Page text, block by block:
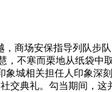
商场安保指导列队步队
不寒而栗地从纸袋中
城相关担任人印象深
交典礼。勾当期间，